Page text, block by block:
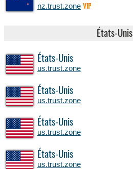
nz.trust.zone VIP
États-Unis
États-Unis
us.trust.zone
États-Unis
us.trust.zone
États-Unis
us.trust.zone
États-Unis
us.trust.zone